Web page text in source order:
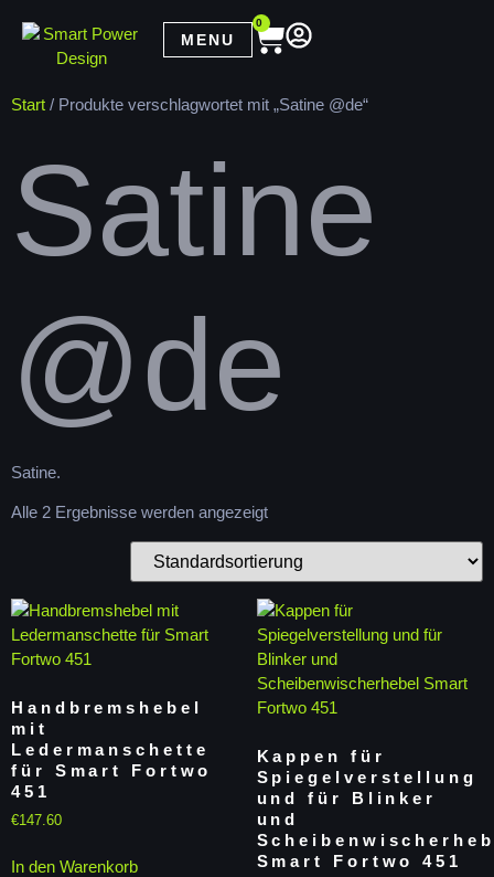
MENU
0
Start / Produkte verschlagwortet mit „Satine @de“
Satine
@de
Satine.
Alle 2 Ergebnisse werden angezeigt
Handbremshebel
mit
Ledermanschette
für Smart Fortwo
451
€147.60
In den Warenkorb
Kappen für
Spiegelverstellung
und für Blinker
und
Smart Fortwo 451